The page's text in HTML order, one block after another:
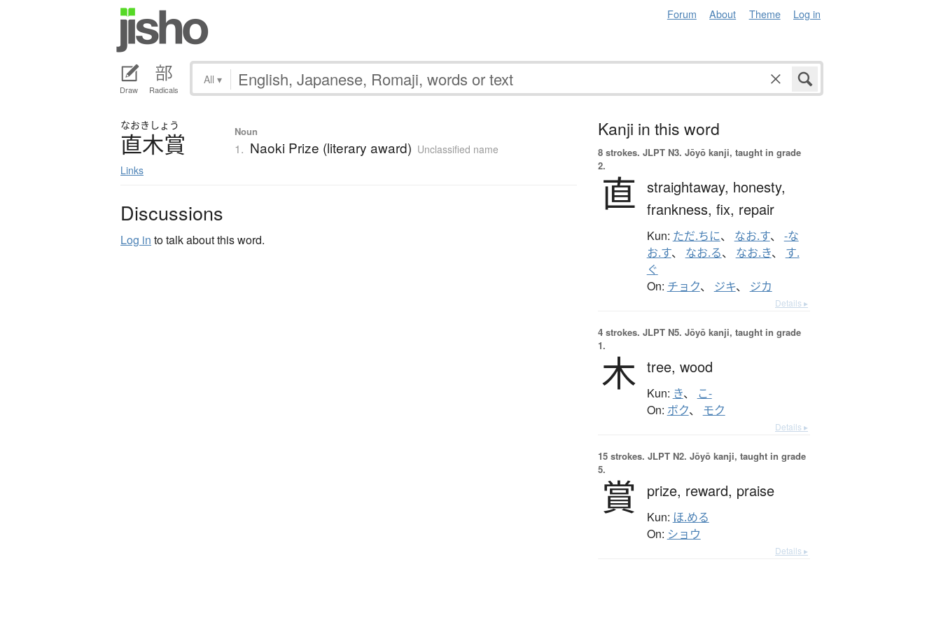
Forum About Theme Log in
Draw Radicals
All ▾
なおき しょう
直木賞
Links
Noun
1. Naoki Prize (literary award) Unclassified name
Discussions
Log in to talk about this word.
Kanji in this word
8 strokes. JLPT N3. Jōyō kanji, taught in grade
2.
直 straightaway, honesty,
frankness, fix, repair
Kun: ただ.ちに、 なお.す、 -な
お.す、 なお.る、 なお.き、 す.
ぐ
On: チョク、 ジキ、 ジカ
Details ▸
4 strokes. JLPT N5. Jōyō kanji, taught in grade
1.
木 tree, wood
Kun: き、 こ-
On: ボク、 モク
Details ▸
15 strokes. JLPT N2. Jōyō kanji, taught in grade
5.
賞 prize, reward, praise
Kun: ほ.める
On: ショウ
Details ▸